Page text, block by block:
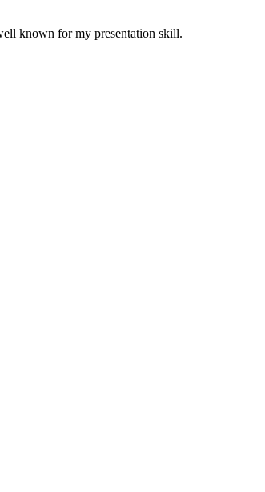
known for my presentation skill.